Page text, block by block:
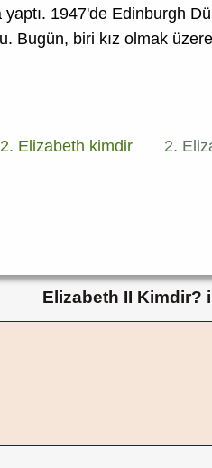
yaptı. 1947'de Edinburgh
Bugün, biri kız olmak
2. Elizabeth kimdir 2.
Elizabeth II Kimdir?